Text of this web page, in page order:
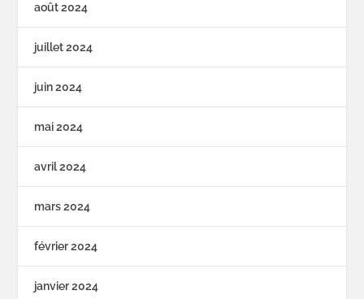
août 2024
juillet 2024
juin 2024
mai 2024
avril 2024
mars 2024
février 2024
janvier 2024